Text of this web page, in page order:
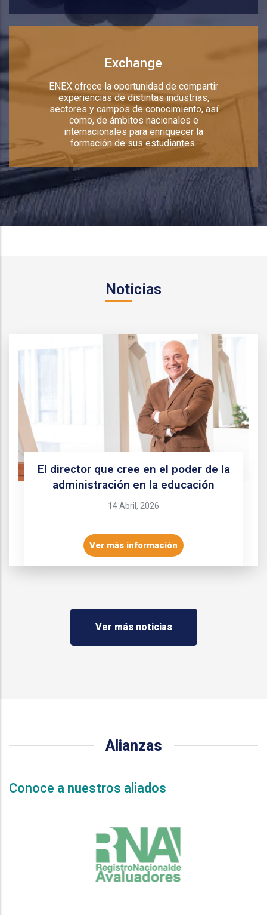
Exchange
ENEX ofrece la oportunidad de compartir
experiencias de distintas industrias,
sectores y campos de conocimiento, así
como, de ámbitos nacionales e
internacionales para enriquecer la
formación de sus estudiantes.
Noticias
El director que cree en el poder de la
administración en la educación
14 Abril, 2026
Ver más información
Ver más noticias
Alianzas
Conoce a nuestros aliados